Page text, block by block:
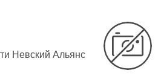
Невский Альянс